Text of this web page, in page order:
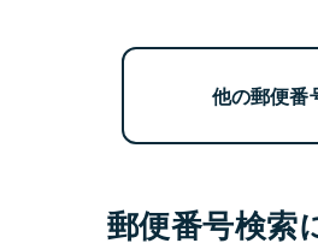
他の郵便番
郵便番号検索